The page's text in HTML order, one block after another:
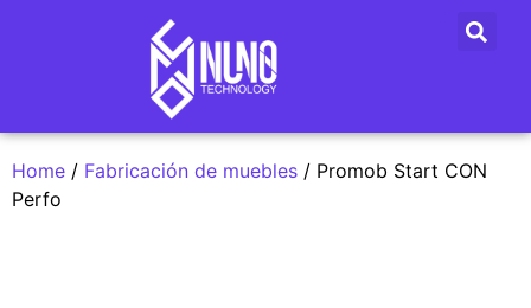
Home / Fabricación de muebles / Promob Start CON
Perfo